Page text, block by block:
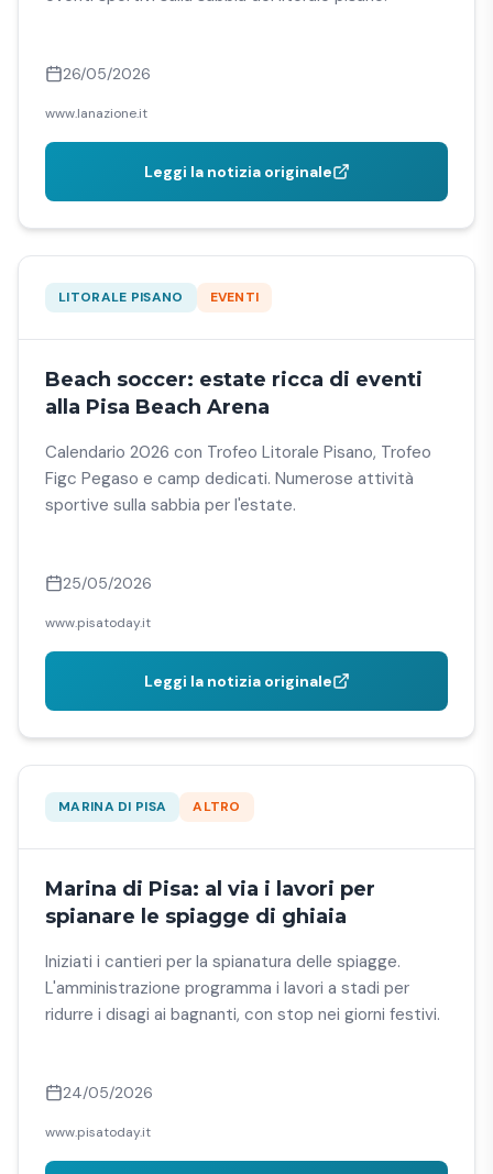
26/05/2026
www.lanazione.it
Leggi la notizia originale
LITORALE PISANO EVENTI
Beach soccer: estate ricca di eventi
alla Pisa Beach Arena
Calendario 2026 con Trofeo Litorale Pisano, Trofeo
Figc Pegaso e camp dedicati. Numerose attività
sportive sulla sabbia per l'estate.
25/05/2026
www.pisatoday.it
Leggi la notizia originale
MARINA DI PISA ALTRO
Marina di Pisa: al via i lavori per
spianare le spiagge di ghiaia
Iniziati i cantieri per la spianatura delle spiagge.
L'amministrazione programma i lavori a stadi per
ridurre i disagi ai bagnanti, con stop nei giorni festivi.
24/05/2026
www.pisatoday.it